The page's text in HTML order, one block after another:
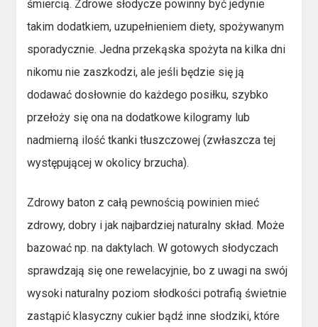
śmiercią. Zdrowe słodycze powinny być jedynie
takim dodatkiem, uzupełnieniem diety, spożywanym
sporadycznie. Jedna przekąska spożyta na kilka dni
nikomu nie zaszkodzi, ale jeśli będzie się ją
dodawać dosłownie do każdego posiłku, szybko
przełoży się ona na dodatkowe kilogramy lub
nadmierną ilość tkanki tłuszczowej (zwłaszcza tej
występującej w okolicy brzucha).
Zdrowy baton z całą pewnością powinien mieć
zdrowy, dobry i jak najbardziej naturalny skład. Może
bazować np. na daktylach. W gotowych słodyczach
sprawdzają się one rewelacyjnie, bo z uwagi na swój
wysoki naturalny poziom słodkości potrafią świetnie
zastąpić klasyczny cukier bądź inne słodziki, które